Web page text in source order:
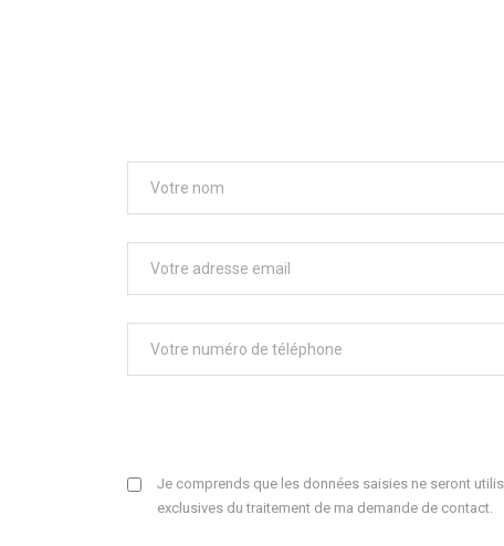
Je comprends que les données saisies ne seront
exclusives du traitement de ma demande de contact.